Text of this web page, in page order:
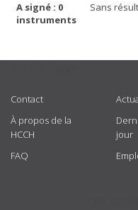
A signé : 0
instruments
Sans
Contact
À propos de la
HCCH
FAQ
jour